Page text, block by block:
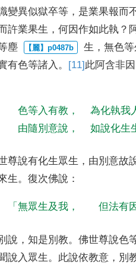
變異似獄卒等 ， 是業果報而
許業果生 ，何因作如此執 ？
塵
生 ，無色
有色等諸入 。 [11]此阿含非因
色等入有教 ，
為化執我
由隨別意說 ， 如說化生
尊說有化生眾生 ， 由別意故
生。復次佛說 ：
「無眾生及我 ， 但法有
說 ，知是別教。佛世尊說色
說入眾生 。 此說依教意 ， 別